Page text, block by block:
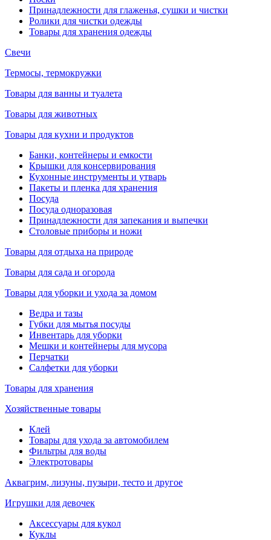
Принадлежности для глаженья, сушки и чистки
Ролики для чистки одежды
Товары для хранения одежды
Свечи
Термосы, термокружки
Товары для ванны и туалета
Товары для животных
Товары для кухни и продуктов
Банки, контейнеры и емкости
Крышки для консервирования
Кухонные инструменты и утварь
Пакеты и пленка для хранения
Посуда
Посуда одноразовая
Принадлежности для запекания и выпечки
Столовые приборы и ножи
Товары для отдыха на природе
Товары для сада и огорода
Товары для уборки и ухода за домом
Ведра и тазы
Губки для мытья посуды
Инвентарь для уборки
Мешки и контейнеры для мусора
Перчатки
Салфетки для уборки
Товары для хранения
Хозяйственные товары
Клей
Товары для ухода за автомобилем
Фильтры для воды
Электротовары
Аквагрим, лизуны, пузыри, тесто и другое
Игрушки для девочек
Аксессуары для кукол
Куклы